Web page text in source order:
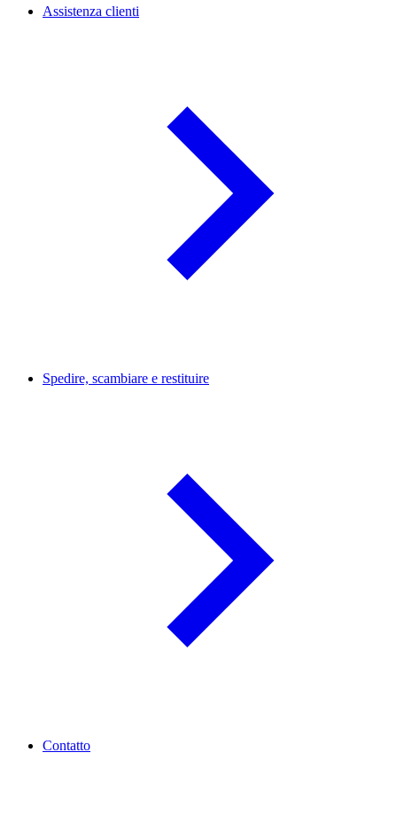
Assistenza clienti
Spedire, scambiare e restituire
Contatto